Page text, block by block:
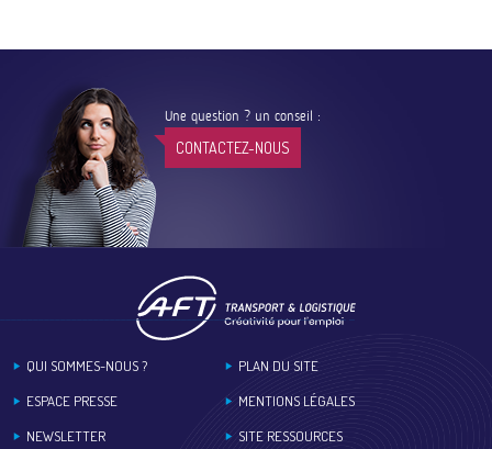
Une question ? un conseil :
CONTACTEZ-NOUS
QUI SOMMES-NOUS ?
ESPACE PRESSE
NEWSLETTER
PLAN DU SITE
MENTIONS LÉGALES
SITE RESSOURCES